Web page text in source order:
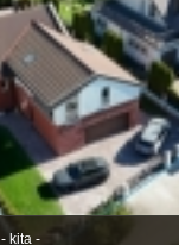
- kita -